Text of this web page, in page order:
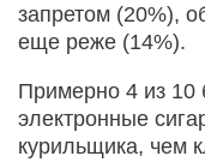
запретом (20%),
еще реже (14%).
Примерно 4 из 10
электронные
курильщика, чем